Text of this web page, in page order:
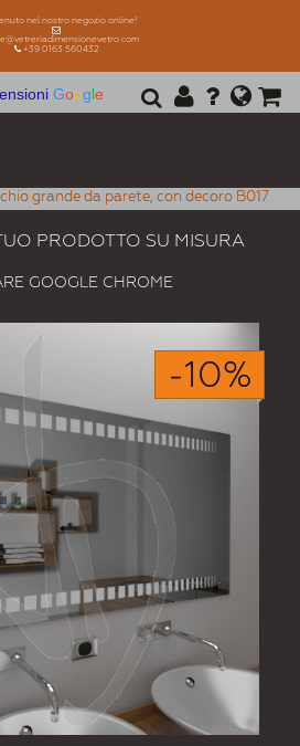
nel nostro negozio online!
+39 0163 560432
Google
grande da parete, con decoro B017
PRODOTTO SU MISURA
GOOGLE CHROME
-10%